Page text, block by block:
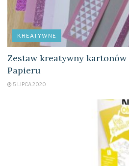
KREATYWNE
Zestaw kreatywny kartonów
Papieru
5 LIPCA 2020